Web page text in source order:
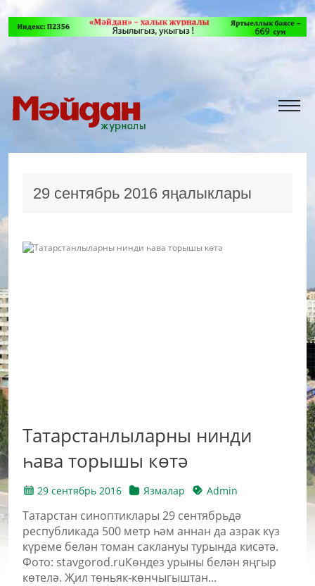
29 сентябрь 2016 яңалыклары
Татарстанлыларны нинди
һава торышы көтә
29 сентябрь 2016 Язмалар Admin
Татарстан синоптиклары 29 сентябрьдә
республикада 500 метр һәм аннан да азрак күз
күреме белән томан саклануы турында кисәтә.
Фото: stavgorod.ruКөндез урыны белән яңгыр
көтелә. Җил төньяк-көнчыгыштан...